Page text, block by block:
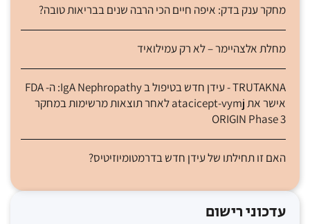
מחקר ענק בדק: איפה חיים הכי הרבה שנים בבריאות טובה?
מחלת אלצהיימר – לא רק עמילואיד
TRUTAKNA - עידן חדש בטיפול ב IgA Nephropathy: ה- FDA
אישר את atacicept-vymj לאחר תוצאות מרשימות במחקר
ORIGIN Phase 3
האם זו תחילתו של עידן חדש בדרמטומיוזיטיס?
עדכוני רישום